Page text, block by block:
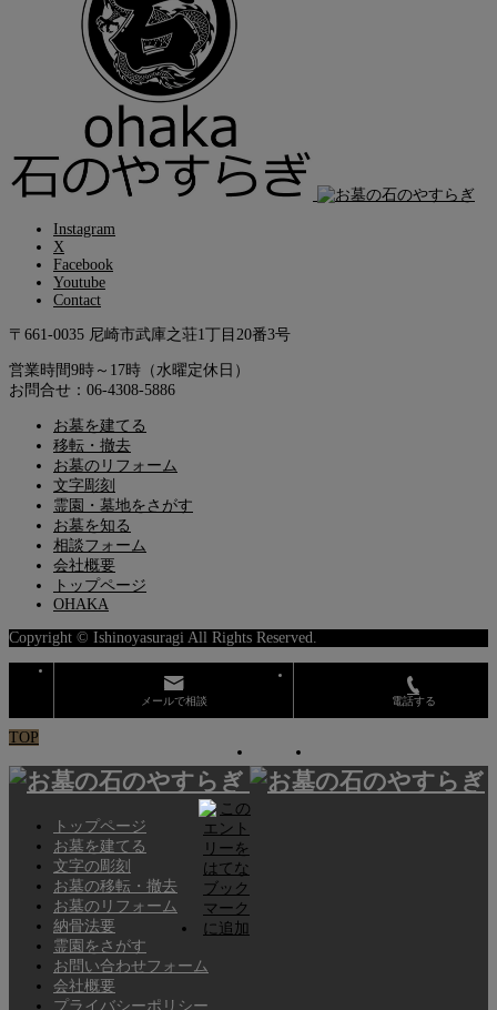
Instagram
X
Facebook
Youtube
Contact
〒661-0035 尼崎市武庫之荘1丁目20番3号
営業時間9時～17時（水曜定休日）
お問合せ：06-4308-5886
お墓を建てる
移転・撤去
お墓のリフォーム
文字彫刻
霊園・墓地をさがす
お墓を知る
相談フォーム
会社概要
トップページ
OHAKA
Copyright © Ishinoyasuragi All Rights Reserved.
メールで相談 電話する
TOP
トップページ
お墓を建てる
文字の彫刻
お墓の移転・撤去
お墓のリフォーム
納骨法要
霊園をさがす
お問い合わせフォーム
会社概要
プライバシーポリシー